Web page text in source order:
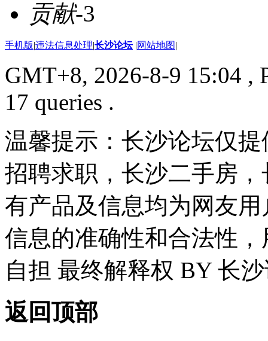
贡献-3
手机版|违法信息处理|长沙论坛 |网站地图|
GMT+8, 2026-8-9 15:04 ,
17 queries .
温馨提示：长沙论坛仅
招聘求职，长沙二手房
有产品及信息均为网友
信息的准确性和合法性
自担 最终解释权 BY 长
返回顶部